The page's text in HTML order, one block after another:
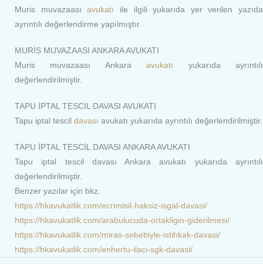
Muris muvazaasıavukatı ile ilgili yukarıda yer verilen yazıda
ayrıntılı değerlendirme yapılmıştır.
MURİS MUVAZAASI ANKARA AVUKATI
Muris muvazaası Ankara avukatı yukarıda ayrıntılı
değerlendirilmiştir.
TAPU İPTAL TESCİL DAVASI AVUKATI
Tapu iptal tescil davası avukatı yukarıda ayrıntılı değerlendirilmiştir.
TAPU İPTAL TESCİL DAVASI ANKARA AVUKATI
Tapu iptal tescil davası Ankara avukatı yukarıda ayrıntılı
değerlendirilmiştir.
Benzer yazılar için bkz.
https://hkavukatlik.com/ecrimisil-haksiz-isgal-davasi/
https://hkavukatlik.com/arabulucuda-ortakligin-giderilmesi/
https://hkavukatlik.com/miras-sebebiyle-istihkak-davasi/
https://hkavukatlik.com/enhertu-ilaci-sgk-davasi/